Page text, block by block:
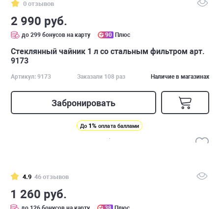
0 отзывов
2 990 руб.
до 299 бонусов на карту 90 Плюс
Стеклянный чайник 1 л со стальным фильтром арт.
9173
Артикул: 9173 Заказали 108 раз Наличие в магазинах
Забронировать
До 1% оплата баллами
4.9 46 отзывов
1 260 руб.